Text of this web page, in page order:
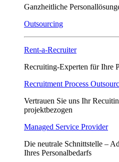
Ganzheitliche
Outsourcing
Rent-a-Recruiter
Recruiting-Experten für Ihre
Recruitment Process
Vertrauen Sie uns Ihr
projektbezogen
Managed Service Provider
Die neutrale Schnittstelle –
Ihres Personalbedarfs